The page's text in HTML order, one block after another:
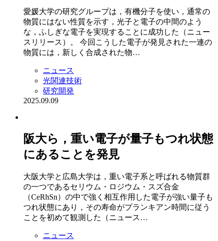
愛媛大学の研究グループは，有機分子を使い，通常の
物質にはない性質を示す，光子と電子の中間のよう
な，ふしぎな電子を実現することに成功した（ニュー
スリリース）。 今回こうした電子が発見された一連の
物質には，新しく合成された物…
ニュース
光関連技術
研究開発
2025.09.09
阪大ら，重い電子が量子もつれ状態
にあることを発見
大阪大学と広島大学は，重い電子系と呼ばれる物質群
の一つであるセリウム・ロジウム・スズ合金
（CeRhSn）の中で強く相互作用した電子が強い量子も
つれ状態にあり，その寿命がプランキアン時間に従う
ことを初めて観測した（ニュース…
ニュース